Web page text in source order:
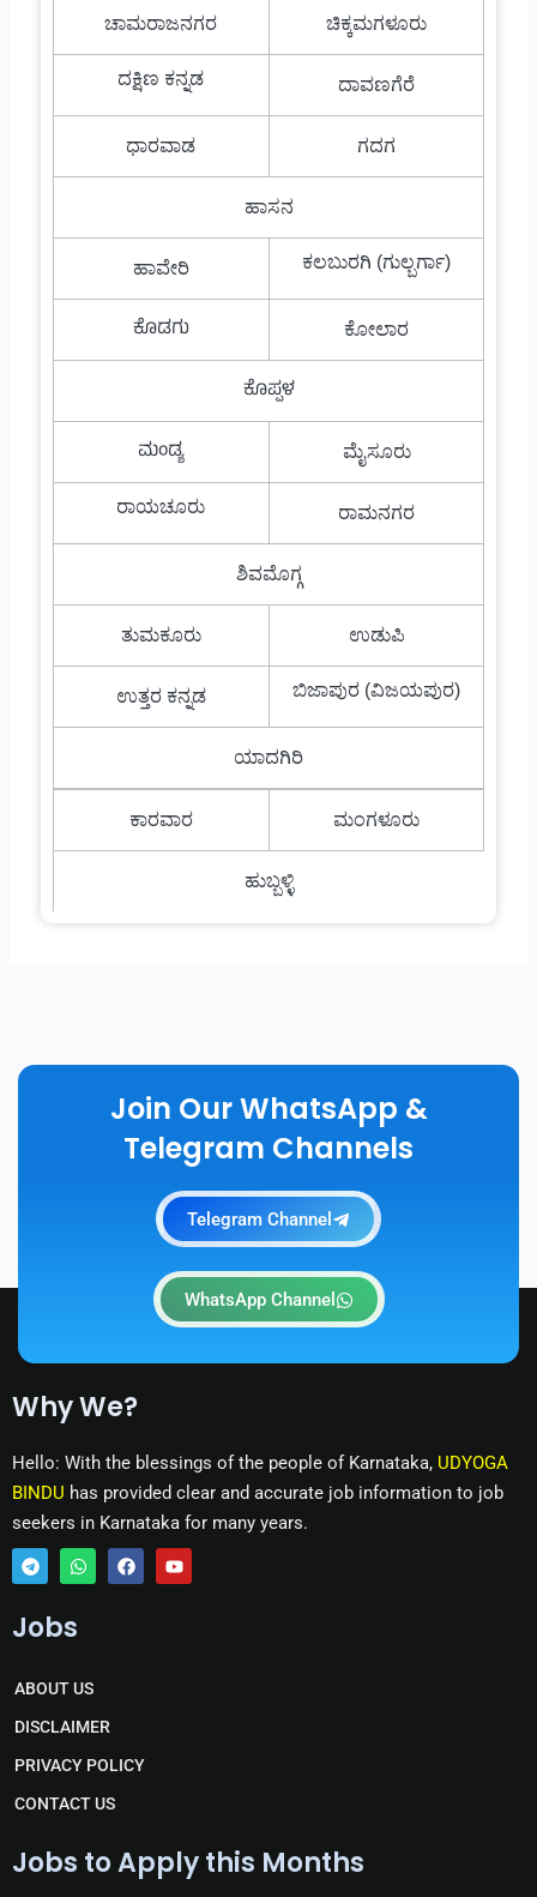
ಚಾಮರಾಜನಗರ ಚಿಕ್ಕಮಗಳೂರು
ದಕ್ಷಿಣ ಕನ್ನಡ ದಾವಣಗೆರೆ
ಧಾರವಾಡ ಗದಗ
ಹಾಸನ
ಹಾವೇರಿ ಕಲಬುರಗಿ (ಗುಲ್ಬರ್ಗಾ)
ಕೊಡಗು ಕೋಲಾರ
ಕೊಪ್ಪಳ
ಮಂಡ್ಯ
ಮೈಸೂರು
ರಾಯಚೂರು ರಾಮನಗರ
ಶಿವಮೊಗ್ಗ
ತುಮಕೂರು ಉಡುಪಿ
ಉತ್ತರ ಕನ್ನಡ ಬಿಜಾಪುರ (ವಿಜಯಪುರ)
ಯಾದಗಿರಿ
ಕಾರವಾರ ಮಂಗಳೂರು
ಹುಬ್ಬಳ್ಳಿ
Join Our WhatsApp &
Telegram Channels
Telegram Channel
WhatsApp Channel
Why We?
Hello: With the blessings of the people of Karnataka, UDYOGA
BINDU has provided clear and accurate job information to job
seekers in Karnataka for many years.
T
l
r
a
m
W
a
a
p
p
F Y
Jobs
ABOUT US
DISCLAIMER
PRIVACY POLICY
CONTACT US
Jobs to Apply this Months